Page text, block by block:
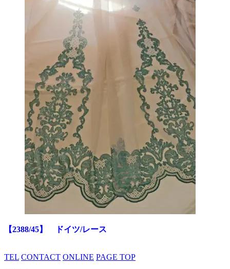
【2388/45】 ドイツ/レース
TEL CONTACT ONLINE PAGE TOP